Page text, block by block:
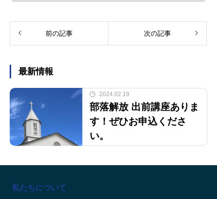
前の記事 次の記事
最新情報
2024.02.19
部落解放 出前講座ありま
す！ぜひお申込くださ
い。
私たちについて